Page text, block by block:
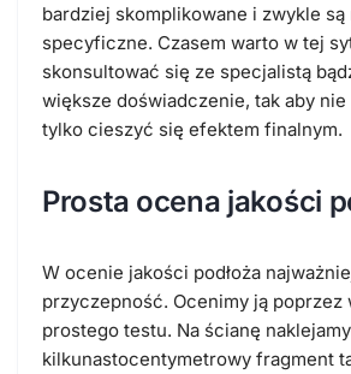
bardziej skomplikowane i zwykle są
specyficzne. Czasem warto w tej
skonsultować się ze specjalistą
większe doświadczenie, tak aby
tylko cieszyć się efektem finalnym.
Prosta ocena jakości
W ocenie jakości podłoża
przyczepność. Ocenimy ją poprzez
prostego testu. Na ścianę naklejamy
kilkunastocentymetrowy fragment